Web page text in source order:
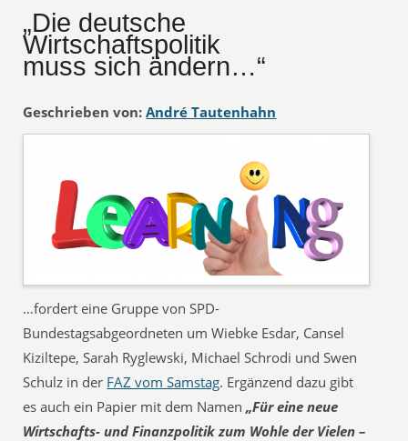
„Die deutsche
Wirtschaftspolitik
muss sich ändern…“
Geschrieben von: André Tautenhahn
…fordert eine Gruppe von SPD-
Bundestagsabgeordneten um Wiebke Esdar, Cansel
Kiziltepe, Sarah Ryglewski, Michael Schrodi und Swen
Schulz in der FAZ vom Samstag. Ergänzend dazu gibt
es auch ein Papier mit dem Namen„Für eine neue
Wirtschafts- und Finanzpolitik zum Wohle der Vielen –